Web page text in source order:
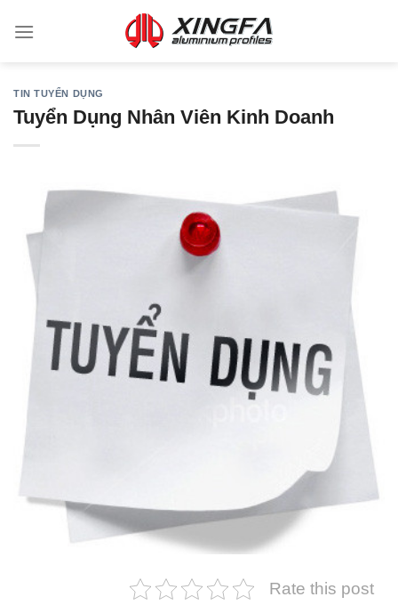
TIN TUYỂN DỤNG
Tuyển Dụng Nhân Viên Kinh Doanh
Rate this post